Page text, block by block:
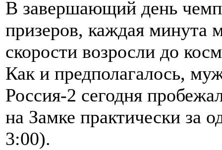
В завершающий день
призеров, каждая минута
скорости возросли до
Как и предполагалось,
Россия-2 сегодня
на Замке практически за
3:00).